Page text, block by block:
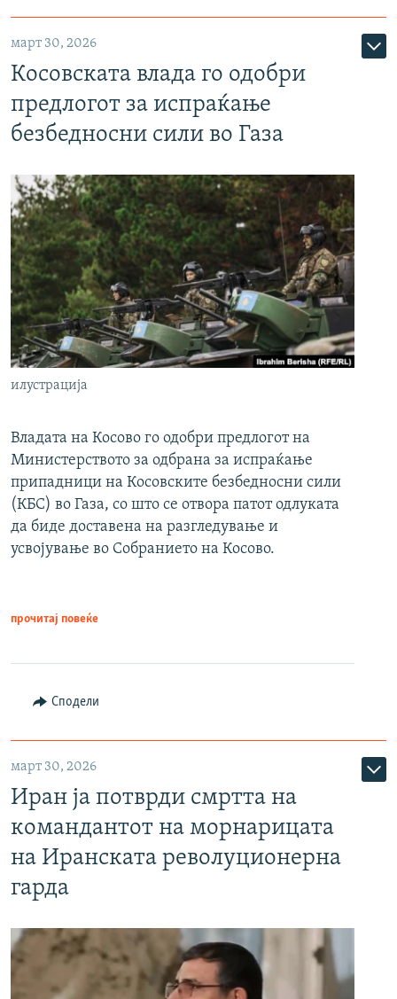
март 30, 2026
Косовската влада го одобри
предлогот за испраќање
безбедносни сили во Газа
илустрација
Владата на Косово го одобри предлогот на
Министерството за одбрана за испраќање
припадници на Косовските безбедносни сили
(КБС) во Газа, со што се отвора патот одлуката
да биде доставена на разгледување и
усвојување во Собранието на Косово.
прочитај повеќе
Сподели
март 30, 2026
Иран ја потврди смртта на
командантот на морнарицата
на Иранската револуционерна
гарда